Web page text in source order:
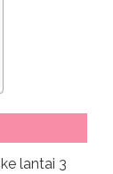
lantai 3